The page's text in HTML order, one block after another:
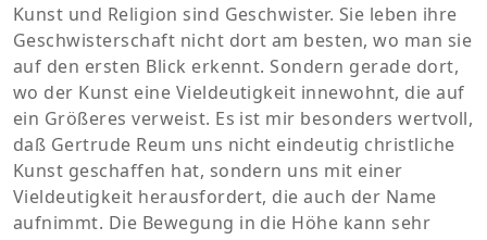
Kunst und Religion sind Geschwister. Sie leben ihre
Geschwisterschaft nicht dort am besten, wo man sie
auf den ersten Blick erkennt. Sondern gerade dort,
wo der Kunst eine Vieldeutigkeit innewohnt, die auf
ein Größeres verweist. Es ist mir besonders wertvoll,
daß Gertrude Reum uns nicht eindeutig christliche
Kunst geschaffen hat, sondern uns mit einer
Vieldeutigkeit herausfordert, die auch der Name
aufnimmt. Die Bewegung in die Höhe kann sehr